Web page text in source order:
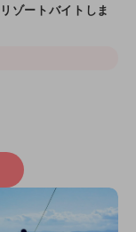
ゾートバイトしま